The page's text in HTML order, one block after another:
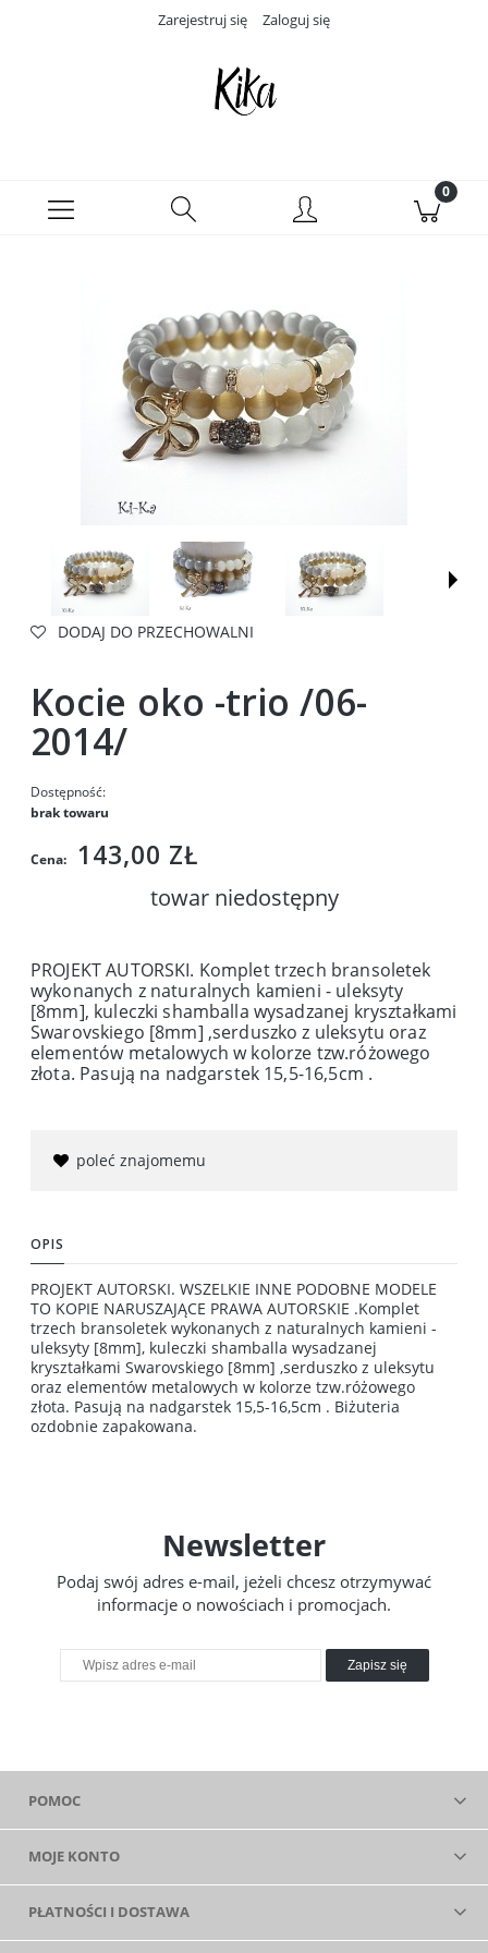
Zarejestruj się Zaloguj się
DODAJ DO PRZECHOWALNI
Kocie oko -trio /06-
2014/
Dostępność:
brak towaru
Cena: 143,00 ZŁ
towar niedostępny
PROJEKT AUTORSKI. Komplet trzech bransoletek
wykonanych z naturalnych kamieni - uleksyty
[8mm], kuleczki shamballa wysadzanej kryształkami
Swarovskiego [8mm] ,serduszko z uleksytu oraz
elementów metalowych w kolorze tzw.różowego
złota. Pasują na nadgarstek 15,5-16,5cm .
poleć znajomemu
OPIS
PROJEKT AUTORSKI. WSZELKIE INNE PODOBNE MODELE
TO KOPIE NARUSZAJĄCE PRAWA AUTORSKIE .Komplet
trzech bransoletek wykonanych z naturalnych kamieni -
uleksyty [8mm], kuleczki shamballa wysadzanej
kryształkami Swarovskiego [8mm] ,serduszko z uleksytu
oraz elementów metalowych w kolorze tzw.różowego
złota. Pasują na nadgarstek 15,5-16,5cm . Biżuteria
ozdobnie zapakowana.
Newsletter
Podaj swój adres e-mail, jeżeli chcesz otrzymywać
informacje o nowościach i promocjach.
Zapisz się
POMOC
MOJE KONTO
PŁATNOŚCI I DOSTAWA